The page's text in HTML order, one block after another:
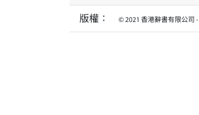
版權：
© 2021 香港辭書有限公司 -